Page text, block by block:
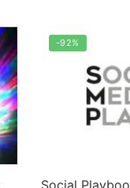
-92%